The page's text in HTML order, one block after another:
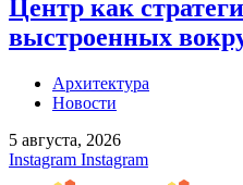
Центр как
выстроенных
Архитектура
Новости
5 августа, 2026
Instagram Instagram